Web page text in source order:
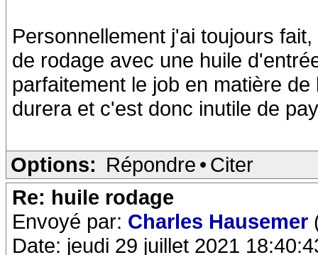
Personnellement j'ai toujours
de rodage avec une huile
parfaitement le job en matière
durera et c'est donc inutile de
Options: Répondre • Citer
Re: huile rodage
Envoyé par: Charles Hausemer
Date: jeudi 29 juillet 2021